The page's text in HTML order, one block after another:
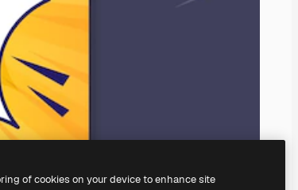
of cookies on your device to enhance site